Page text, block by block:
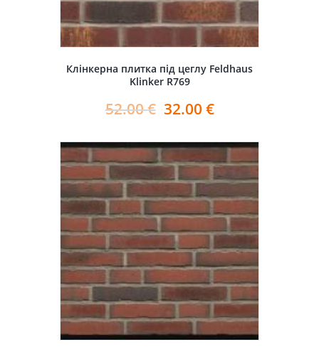
Клінкерна плитка під цеглу Feldhaus
Klinker R769
52.00€ 32.00 €